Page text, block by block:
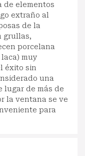
de elementos
extraño al
de la
grullas,
porcelana
muy
éxito sin
una
lugar de más de
la ventana se ve
para